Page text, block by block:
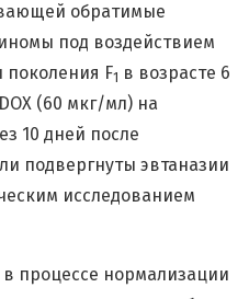
обратимые
под воздействием
поколения F1 в возрасте 6
(60 мкг/мл) на
10 дней после
подвергнуты эвтаназии
исследованием
в процессе нормализации